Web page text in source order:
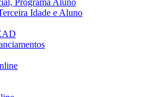
Programa Aluno
Idade e Aluno